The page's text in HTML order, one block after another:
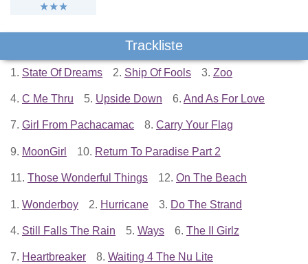
Trackliste
1. State Of Dreams 2. Ship Of Fools 3. Zoo
4. C Me Thru 5. Upside Down 6. And As For Love
7. Girl From Pachacamac 8. Carry Your Flag
9. MoonGirl 10. Return To Paradise Part 2
11. Those Wonderful Things 12. On The Beach
1. Wonderboy 2. Hurricane 3. Do The Strand
4. Still Falls The Rain 5. Ways 6. The II Girlz
7. Heartbreaker 8. Waiting 4 The Nu Lite